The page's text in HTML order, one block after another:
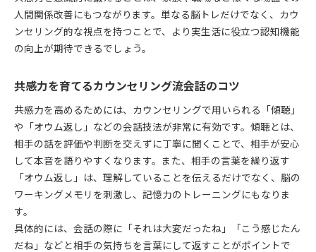
人間関係改善にもつながります。単なる脳トレだけでなく、カウ
ンセリング的な視点を持つことで、より実生活に役立つ認知機能
の向上が期待できるでしょう。
共感力を育てるカウンセリング流会話のコツ
共感力を高めるためには、カウンセリングで用いられる「傾聴」
や「オウム返し」などの会話技法が非常に有効です。傾聴とは、
相手の話を評価や判断を交えずに丁寧に聞くことで、相手が安心
して本音を語りやすくなります。また、相手の言葉を繰り返す
「オウム返し」は、理解していることを伝えるだけでなく、脳の
ワーキングメモリを刺激し、記憶力のトレーニングにもなりま
す。
具体的には、会話の際に「それは大変だったね」「こう感じたん
だね」などと相手の気持ちを言葉にして返すことがポイントで